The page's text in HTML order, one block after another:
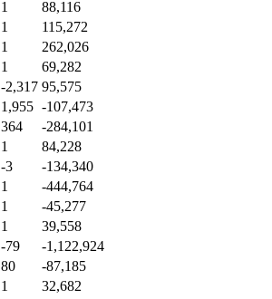
1
88,116
1
115,272
1
262,026
1
69,282
-2,317 95,575
1,955 -107,473
364
-284,101
1
84,228
-3
-134,340
1
-444,764
1
-45,277
1
39,558
-79
-1,122,924
80
-87,185
1
32,682